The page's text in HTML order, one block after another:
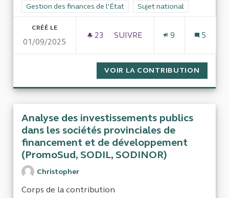
Filtrer les résultats de la catégorie : Gestion des finances de
Gestion des finances de l'État Filtrer les résultats pour le
Sujet national
CRÉÉ LE
01/09/2025
23 23 ABONNÉS
SUIVRE
9 5
VOIR LA CONTRIBUTION
Analyse des investissements publics
dans les sociétés provinciales de
financement et de développement
(PromoSud, SODIL, SODINOR)
Christopher
Corps de la contribution